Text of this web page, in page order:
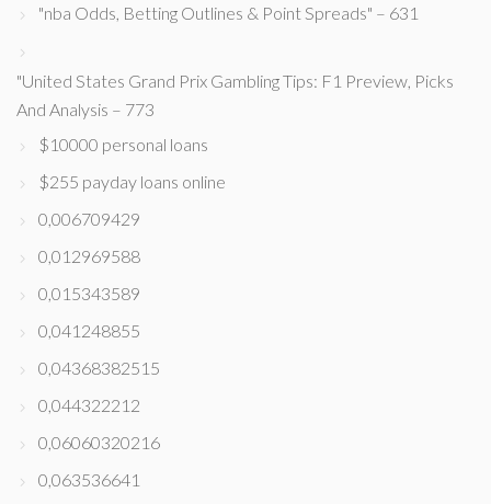
"nba Odds, Betting Outlines & Point Spreads" – 631
"United States Grand Prix Gambling Tips: F1 Preview, Picks
And Analysis – 773
$10000 personal loans
$255 payday loans online
0,006709429
0,012969588
0,015343589
0,041248855
0,04368382515
0,044322212
0,06060320216
0,063536641